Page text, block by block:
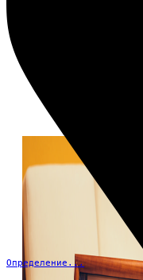
Определение...